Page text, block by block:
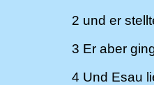
2 und er
3 Er aber
4 Und Esau